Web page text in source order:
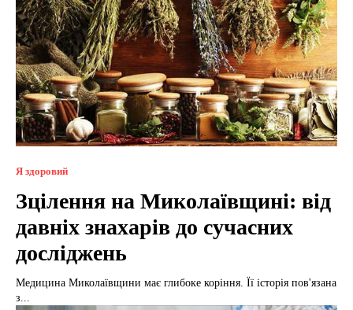
Я здоровий
Зцілення на Миколаївщині: від
давніх знахарів до сучасних
досліджень
Медицина Миколаївщини має глибоке коріння. Її історія пов'язана
з...